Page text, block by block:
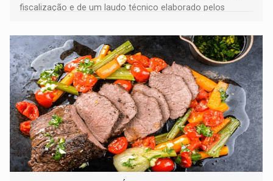
fiscalização e de um laudo técnico elaborado pelos